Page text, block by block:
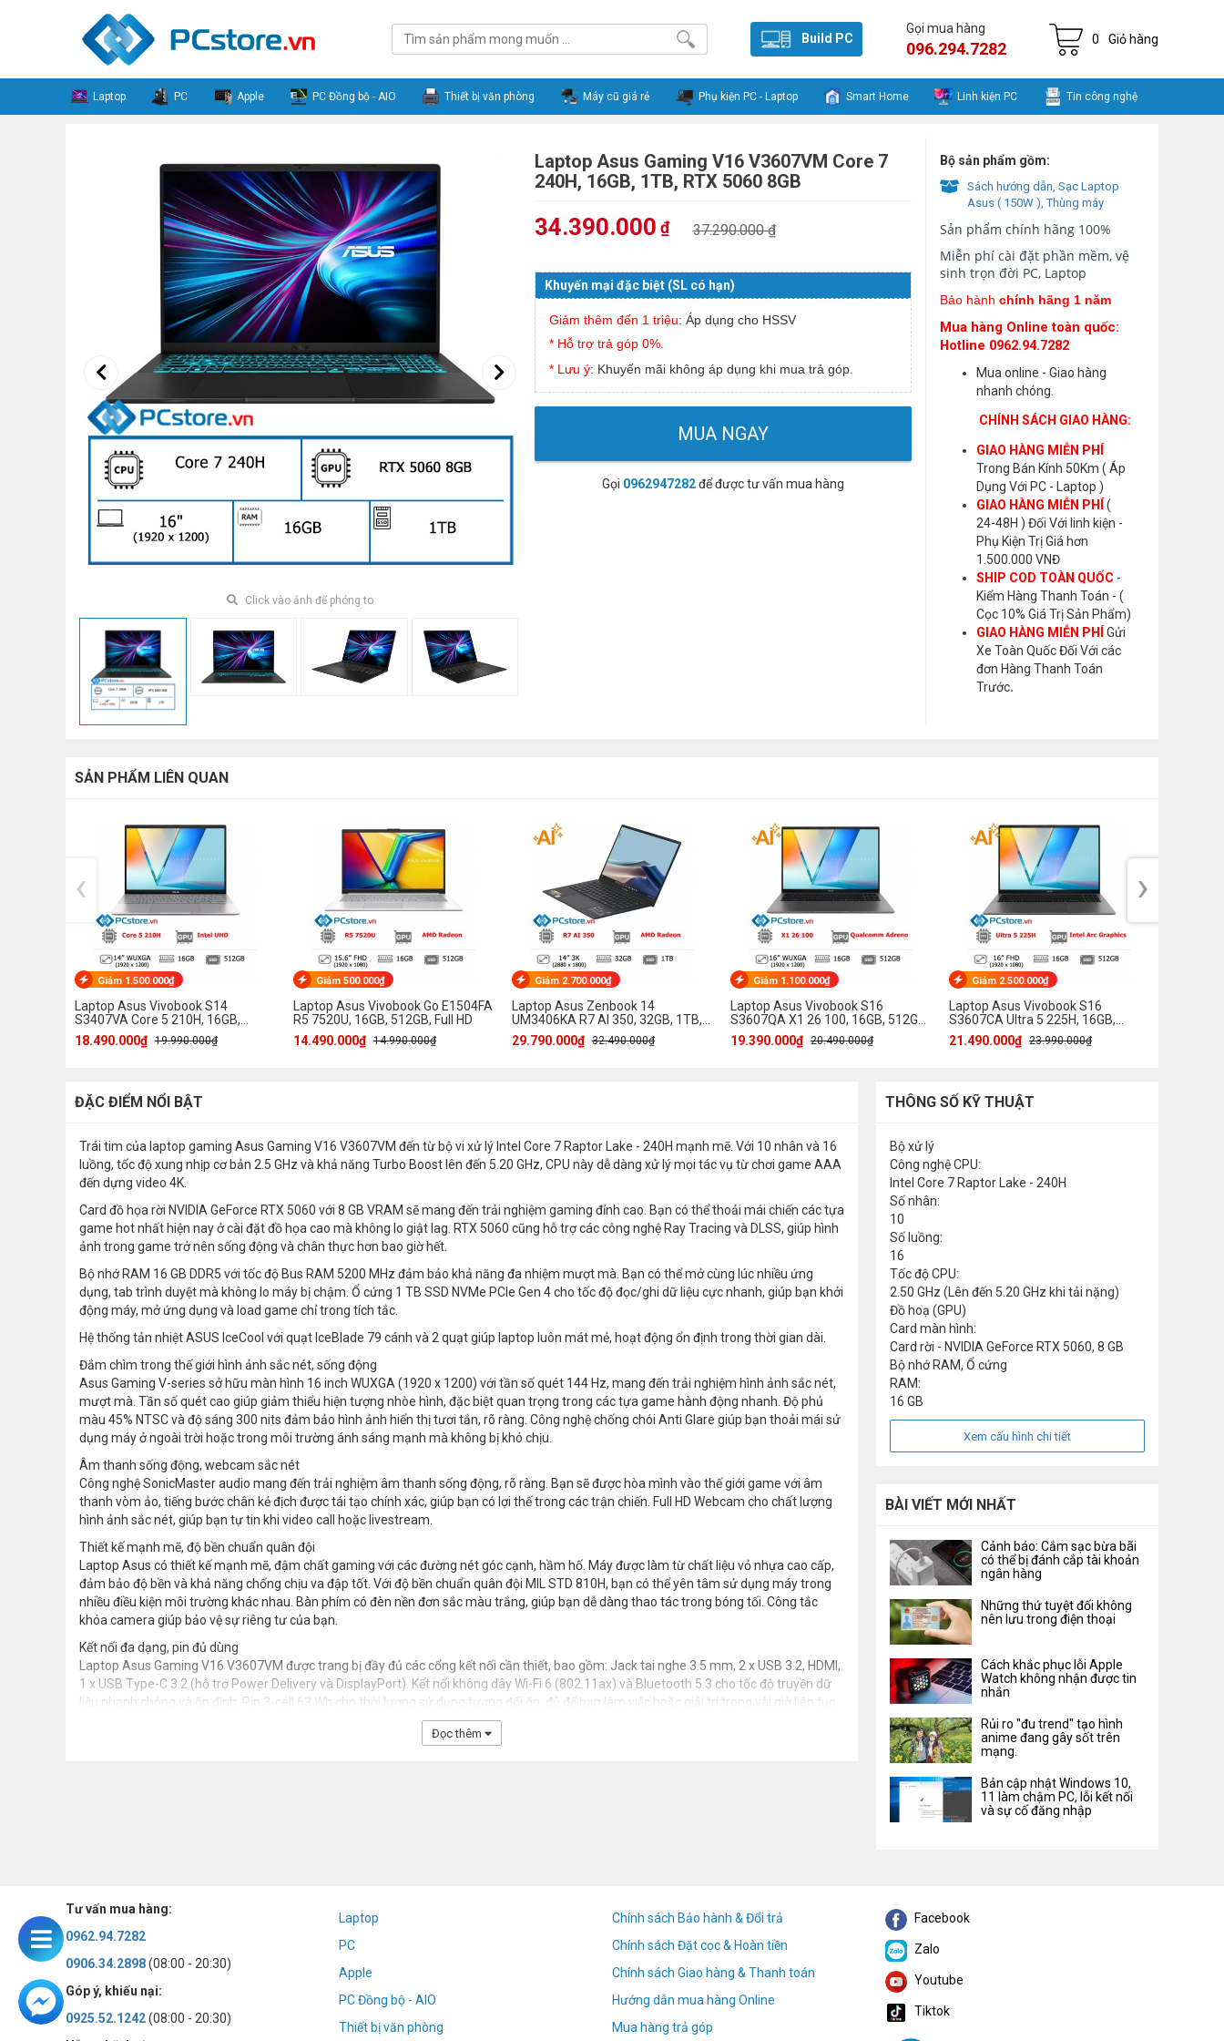
Build PC
Gọi mua hàng
096.294.7282 0 Giỏ hàng
Laptop PC Apple PC Đồng bộ - AIO Thiết bị văn phòng Máy cũ giá rẻ Phụ kiện PC - Laptop Smart Home Linh kiện PC Tin công nghệ
Click vào ảnh để phóng to
Laptop Asus Gaming V16 V3607VM Core 7
240H, 16GB, 1TB, RTX 5060 8GB
34.390.000 ₫ 37.290.000 ₫
Khuyến mại đặc biệt (SL có hạn)
Giảm thêm đến 1 triệu: Áp dụng cho HSSV
* Hỗ trợ trả góp 0%.
* Lưu ý: Khuyến mãi không áp dụng khi mua trả góp.
MUA NGAY
Gọi 0962947282để được tư vấn mua hàng
Bộ sản phẩm gồm:
Sách hướng dẫn, Sạc Laptop
Asus ( 150W ), Thùng máy
Sản phẩm chính hãng 100%
Miễn phí cài đặt phần mềm, vệ
sinh trọn đời PC, Laptop
Bảo hành chính hãng 1 năm
Mua hàng Online toàn quốc:
Hotline 0962.94.7282
Mua online - Giao hàng
nhanh chóng.
CHÍNH SÁCH GIAO HÀNG:
GIAO HÀNG MIỄN PHÍ
Trong Bán Kính 50Km ( Áp
Dụng Với PC - Laptop )
GIAO HÀNG MIỄN PHÍ
(
24-48H ) Đối Với linh kiện -
Phụ Kiện Trị Giá hơn
1.500.000 VNĐ
SHIP COD TOÀN QUỐC -
Kiểm Hàng Thanh Toán - (
Cọc 10% Giá Trị Sản Phẩm)
GIAO HÀNG MIỄN PHÍ
Gửi
Xe Toàn Quốc Đối Với các
đơn Hàng Thanh Toán
Trước.
SẢN PHẨM LIÊN QUAN
Giảm 1.500.000₫
Laptop Asus Vivobook S14
S3407VA Core 5 210H, 16GB,
512GB, WUXGA
18.490.000₫ 19.990.000₫
Giảm 500.000₫
Laptop Asus Vivobook Go E1504FA
R5 7520U, 16GB, 512GB, Full HD
14.490.000₫ 14.990.000₫
Giảm 2.700.000₫
Laptop Asus Zenbook 14
UM3406KA R7 AI 350, 32GB, 1TB,
3K OLED 120Hz
29.790.000₫ 32.490.000₫
Giảm 1.100.000₫
Laptop Asus Vivobook S16
S3607QA X1 26 100, 16GB, 512GB,
WUXGA OLED
19.390.000₫ 20.490.000₫
Giảm 2.500.000₫
Laptop Asus Vivobook S16
S3607CA Ultra 5 225H, 16GB,
512GB, Full HD OLED
21.490.000₫ 23.990.000₫
‹ ›
ĐẶC ĐIỂM NỔI BẬT
Trái tim của laptop gaming Asus Gaming V16 V3607VM đến từ bộ vi xử lý Intel Core 7 Raptor Lake - 240H mạnh mẽ. Với 10 nhân và 16
luồng, tốc độ xung nhịp cơ bản 2.5 GHz và khả năng Turbo Boost lên đến 5.20 GHz, CPU này dễ dàng xử lý mọi tác vụ từ chơi game AAA
đến dựng video 4K.
Card đồ họa rời NVIDIA GeForce RTX 5060 với 8 GB VRAM sẽ mang đến trải nghiệm gaming đỉnh cao. Bạn có thể thoải mái chiến các tựa
game hot nhất hiện nay ở cài đặt đồ họa cao mà không lo giật lag. RTX 5060 cũng hỗ trợ các công nghệ Ray Tracing và DLSS, giúp hình
ảnh trong game trở nên sống động và chân thực hơn bao giờ hết.
Bộ nhớ RAM 16 GB DDR5 với tốc độ Bus RAM 5200 MHz đảm bảo khả năng đa nhiệm mượt mà. Bạn có thể mở cùng lúc nhiều ứng
dụng, tab trình duyệt mà không lo máy bị chậm. Ổ cứng 1 TB SSD NVMe PCIe Gen 4 cho tốc độ đọc/ghi dữ liệu cực nhanh, giúp bạn khởi
động máy, mở ứng dụng và load game chỉ trong tích tắc.
Hệ thống tản nhiệt ASUS IceCool với quạt IceBlade 79 cánh và 2 quạt giúp laptop luôn mát mẻ, hoạt động ổn định trong thời gian dài.
Đắm chìm trong thế giới hình ảnh sắc nét, sống động
Asus Gaming V-series sở hữu màn hình 16 inch WUXGA (1920 x 1200) với tần số quét 144 Hz, mang đến trải nghiệm hình ảnh sắc nét,
mượt mà. Tần số quét cao giúp giảm thiểu hiện tượng nhòe hình, đặc biệt quan trọng trong các tựa game hành động nhanh. Độ phủ
màu 45% NTSC và độ sáng 300 nits đảm bảo hình ảnh hiển thị tươi tắn, rõ ràng. Công nghệ chống chói Anti Glare giúp bạn thoải mái sử
dụng máy ở ngoài trời hoặc trong môi trường ánh sáng mạnh mà không bị khó chịu.
Âm thanh sống động, webcam sắc nét
Công nghệ SonicMaster audio mang đến trải nghiệm âm thanh sống động, rõ ràng. Bạn sẽ được hòa mình vào thế giới game với âm
thanh vòm ảo, tiếng bước chân kẻ địch được tái tạo chính xác, giúp bạn có lợi thế trong các trận chiến. Full HD Webcam cho chất lượng
hình ảnh sắc nét, giúp bạn tự tin khi video call hoặc livestream.
Thiết kế mạnh mẽ, độ bền chuẩn quân đội
Laptop Asus có thiết kế mạnh mẽ, đậm chất gaming với các đường nét góc cạnh, hầm hố. Máy được làm từ chất liệu vỏ nhựa cao cấp,
đảm bảo độ bền và khả năng chống chịu va đập tốt. Với độ bền chuẩn quân đội MIL STD 810H, bạn có thể yên tâm sử dụng máy trong
nhiều điều kiện môi trường khác nhau. Bàn phím có đèn nền đơn sắc màu trắng, giúp bạn dễ dàng thao tác trong bóng tối. Công tắc
khóa camera giúp bảo vệ sự riêng tư của bạn.
Kết nối đa dạng, pin đủ dùng
Laptop Asus Gaming V16 V3607VM được trang bị đầy đủ các cổng kết nối cần thiết, bao gồm: Jack tai nghe 3.5 mm, 2 x USB 3.2, HDMI,
1 x USB Type-C 3.2 (hỗ trợ Power Delivery và DisplayPort). Kết nối không dây Wi-Fi 6 (802.11ax) và Bluetooth 5.3 cho tốc độ truyền dữ
liệu nhanh chóng và ổn định. Pin 3-cell 63 Wh cho thời lượng sử dụng tương đối ổn, đủ để bạn làm việc hoặc giải trí trong vài giờ liên tục.
Đọc thêm
THÔNG SỐ KỸ THUẬT
Bộ xử lý
Công nghệ CPU:
Intel Core 7 Raptor Lake - 240H
Số nhân:
10
Số luồng:
16
Tốc độ CPU:
2.50 GHz (Lên đến 5.20 GHz khi tải nặng)
Đồ hoạ (GPU)
Card màn hình:
Card rời - NVIDIA GeForce RTX 5060, 8 GB
Bộ nhớ RAM, Ổ cứng
RAM:
16 GB
Xem cấu hình chi tiết
BÀI VIẾT MỚI NHẤT
Cảnh báo: Cắm sạc bừa bãi
có thể bị đánh cắp tài khoản
ngân hàng
Những thứ tuyệt đối không
nên lưu trong điện thoại
Cách khắc phục lỗi Apple
Watch không nhận được tin
nhắn
Rủi ro "đu trend" tạo hình
anime đang gây sốt trên
mạng.
Bản cập nhật Windows 10,
11 làm chậm PC, lỗi kết nối
và sự cố đăng nhập
Tư vấn mua hàng:
0962.94.7282
0906.34.2898(08:00 - 20:30)
Góp ý, khiếu nại:
0925.52.1242(08:00 - 20:30)
Laptop
PC
Apple
PC Đồng bộ - AIO
Thiết bị văn phòng
Chính sách Bảo hành & Đổi trả
Chính sách Đặt cọc & Hoàn tiền
Chính sách Giao hàng & Thanh toán
Hướng dẫn mua hàng Online
Mua hàng trả góp
Facebook
Zalo
Youtube
Tiktok